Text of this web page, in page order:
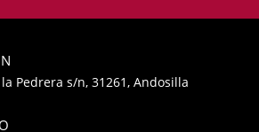
Pedrera s/n, 31261, Andosilla